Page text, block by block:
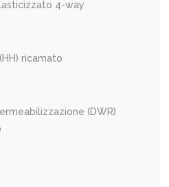
4-way
ricamato
(DWR)